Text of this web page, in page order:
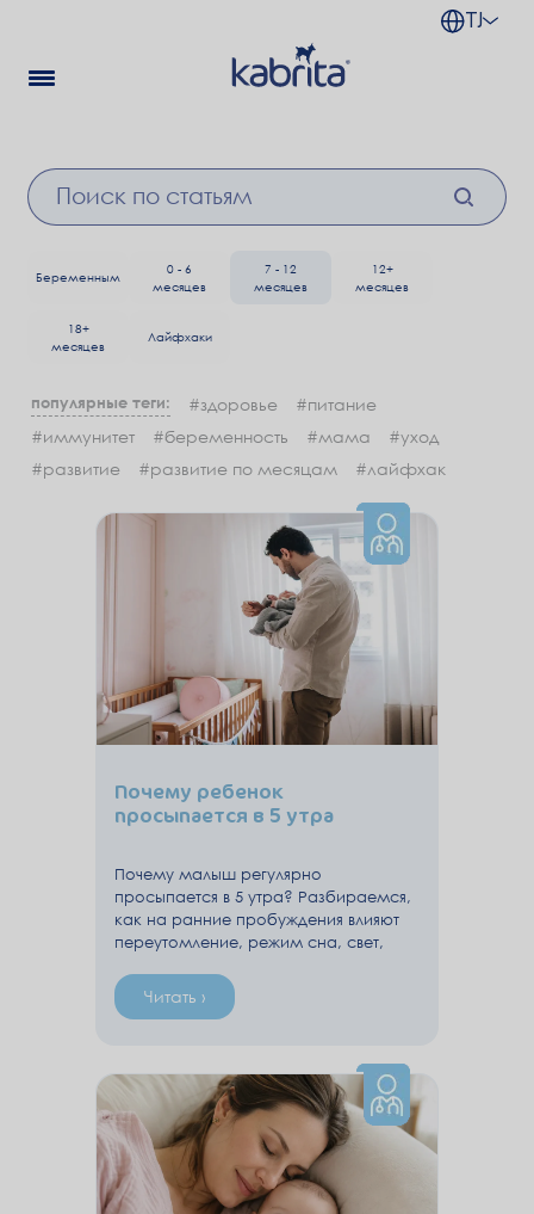
TJ
Беременным
0 - 6
месяцев
7 - 12
месяцев
12+
месяцев
18+
месяцев
Лайфхаки
популярные теги: #здоровье
#питание
#иммунитет
#беременность #мама
#уход
#развитие
#развитие по месяцам #лайфхак
Почему ребенок
просыпается в 5 утра
Почему малыш регулярно
просыпается в 5 утра? Разбираемся,
как на ранние пробуждения влияют
переутомление, режим сна, свет,
дискомфорт, и какие изменения
могут помочь скорректировать
Читать ›